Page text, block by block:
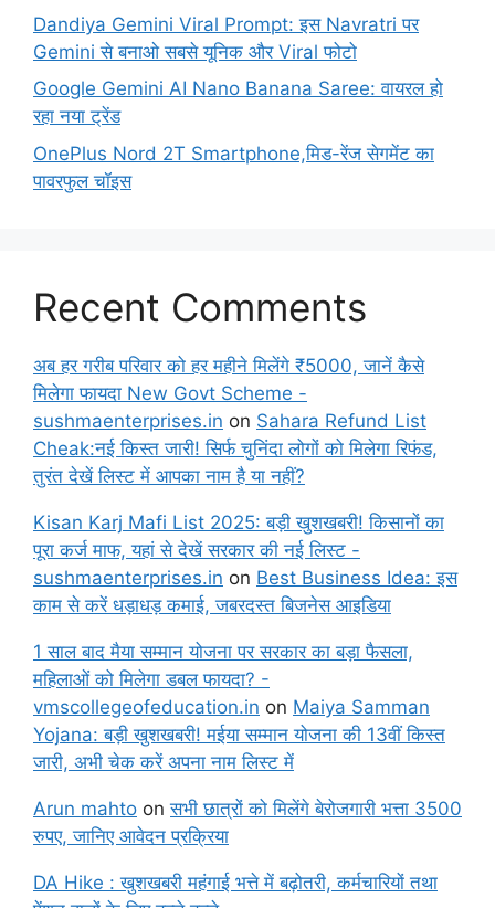
Dandiya Gemini Viral Prompt: इस Navratri पर
Gemini से बनाओ सबसे यूनिक और Viral फोटो
Google Gemini AI Nano Banana Saree: वायरल हो
रहा नया ट्रेंड
OnePlus Nord 2T Smartphone,मिड-रेंज सेगमेंट का
पावरफुल चॉइस
Recent Comments
अब हर गरीब परिवार को हर महीने मिलेंगे ₹5000, जानें कैसे
मिलेगा फायदा New Govt Scheme -
sushmaenterprises.in on Sahara Refund List
Cheak:नई किस्त जारी! सिर्फ चुनिंदा लोगों को मिलेगा रिफंड,
तुरंत देखें लिस्ट में आपका नाम है या नहीं?
Kisan Karj Mafi List 2025: बड़ी खुशखबरी! किसानों का
पूरा कर्ज माफ, यहां से देखें सरकार की नई लिस्ट -
sushmaenterprises.in on Best Business Idea: इस
काम से करें धड़ाधड़ कमाई, जबरदस्त बिजनेस आइडिया
1 साल बाद मैया सम्मान योजना पर सरकार का बड़ा फैसला,
महिलाओं को मिलेगा डबल फायदा? -
vmscollegeofeducation.in on Maiya Samman
Yojana: बड़ी खुशखबरी! मईया सम्मान योजना की 13वीं किस्त
जारी, अभी चेक करें अपना नाम लिस्ट में
Arun mahto onसभी छात्रों को मिलेंगे बेरोजगारी भत्ता 3500
रुपए, जानिए आवेदन प्रक्रिया
DA Hike : खुशखबरी महंगाई भत्ते में बढ़ोतरी, कर्मचारियों तथा